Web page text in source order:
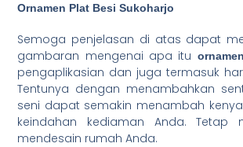
Ornamen Plat Besi Sukoharjo
Semoga penjelasan di atas dapat
gambaran mengenai apa itu
pengaplikasian dan juga termasuk
Tentunya dengan menambahkan
seni dapat semakin menambah
keindahan kediaman Anda. Tetap
mendesain rumah Anda.